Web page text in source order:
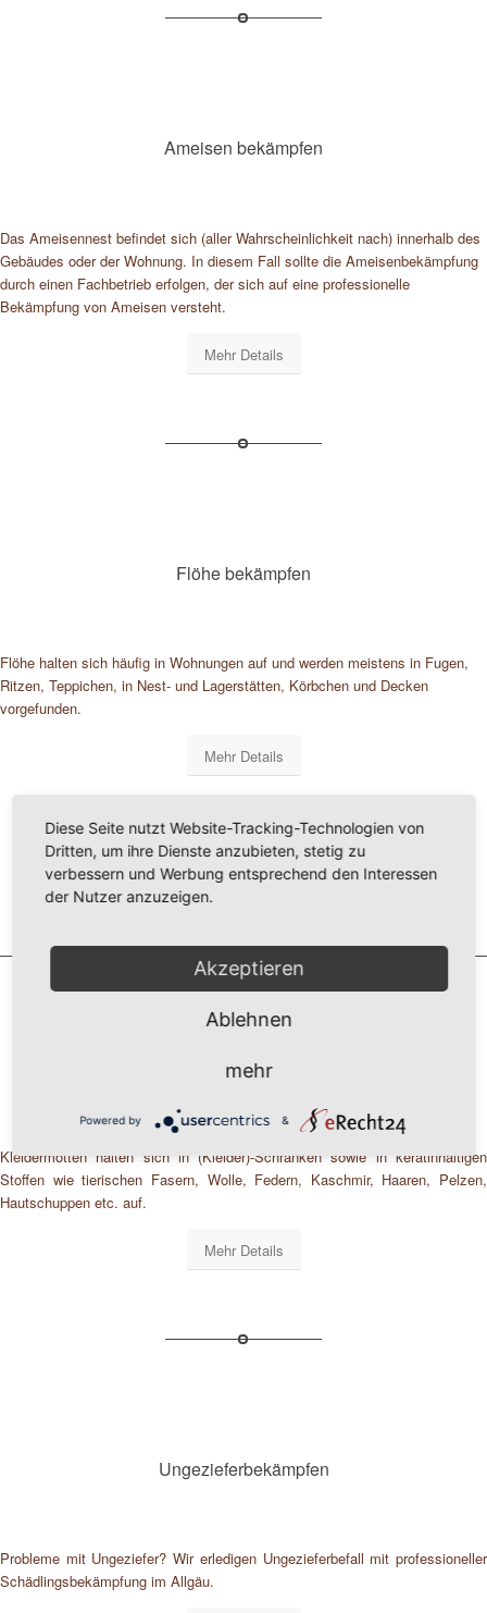
Ameisen bekämpfen
Das Ameisennest befindet sich (aller Wahrscheinlichkeit nach) innerhalb des
Gebäudes oder der Wohnung. In diesem Fall sollte die Ameisenbekämpfung
durch einen Fachbetrieb erfolgen, der sich auf eine professionelle
Bekämpfung von Ameisen versteht.
Mehr Details
Flöhe bekämpfen
Flöhe halten sich häufig in Wohnungen auf und werden meistens in Fugen,
Ritzen, Teppichen, in Nest- und Lagerstätten, Körbchen und Decken
vorgefunden.
Mehr Details
Kleider-Motten-Bekämpfung
Kleidermotten halten sich in (Kleider)-Schränken sowie in keratinhaltigen
Stoffen wie tierischen Fasern, Wolle, Federn, Kaschmir, Haaren, Pelzen,
Hautschuppen etc. auf.
Mehr Details
Ungezieferbekämpfen
Probleme mit Ungeziefer? Wir erledigen Ungezieferbefall mit professioneller
Schädlingsbekämpfung im Allgäu.
Diese Seite nutzt Website-Tracking-Technologien von
Dritten, um ihre Dienste anzubieten, stetig zu
verbessern und Werbung entsprechend den Interessen
der Nutzer anzuzeigen.
Akzeptieren
Ablehnen
mehr
Powered by &